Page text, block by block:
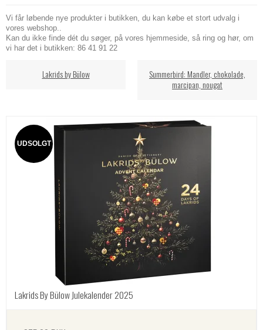
Vi får løbende nye produkter i butikken, du kan købe et stort udvalg i
vores webshop..
Kan du ikke finde dét du søger, på vores hjemmeside, så ring og hør, om
vi har det i butikken: 86 41 91 22
Lakrids by Bülow
Summerbird: Mandler, chokolade,
marcipan, nougat
UDSOLGT
Lakrids By Bülow Julekalender 2025